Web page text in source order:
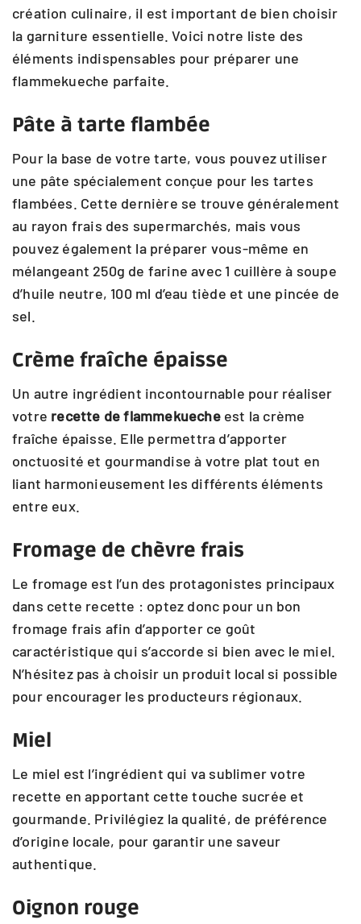
création culinaire, il est important de bien choisir
la garniture essentielle. Voici notre liste des
éléments indispensables pour préparer une
flammekueche parfaite.
Pâte à tarte flambée
Pour la base de votre tarte, vous pouvez utiliser
une pâte spécialement conçue pour les tartes
flambées. Cette dernière se trouve généralement
au rayon frais des supermarchés, mais vous
pouvez également la préparer vous-même en
mélangeant 250g de farine avec 1 cuillère à soupe
d’huile neutre, 100 ml d’eau tiède et une pincée de
sel.
Crème fraîche épaisse
Un autre ingrédient incontournable pour réaliser
votre recette de flammekuecheest la crème
fraîche épaisse. Elle permettra d’apporter
onctuosité et gourmandise à votre plat tout en
liant harmonieusement les différents éléments
entre eux.
Fromage de chèvre frais
Le fromage est l’un des protagonistes principaux
dans cette recette : optez donc pour un bon
fromage frais afin d’apporter ce goût
caractéristique qui s’accorde si bien avec le miel.
N’hésitez pas à choisir un produit local si possible
pour encourager les producteurs régionaux.
Miel
Le miel est l’ingrédient qui va sublimer votre
recette en apportant cette touche sucrée et
gourmande. Privilégiez la qualité, de préférence
d’origine locale, pour garantir une saveur
authentique.
Oignon rouge